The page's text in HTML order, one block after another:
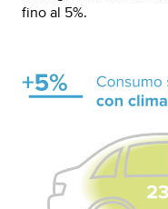
fino al 5%.